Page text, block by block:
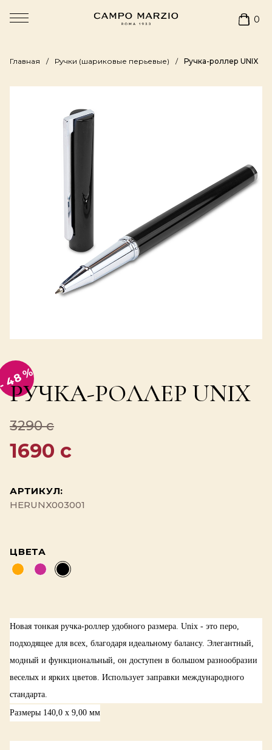
0
Главная Ручки (шариковые перьевые) Ручка-роллер UNIX
РУЧКА-РОЛЛЕР UNIX
3290 c
1690 c
%
АРТИКУЛ:
HERUNX003001
ЦВЕТА
Новая тонкая ручка-роллер удобного размера. Unix - это перо,
подходящее для всех, благодаря идеальному балансу. Элегантный,
модный и функциональный, он доступен в большом разнообразии
веселых и ярких цветов. Использует заправки международного
стандарта.
Размеры 140,0 x 9,00 мм